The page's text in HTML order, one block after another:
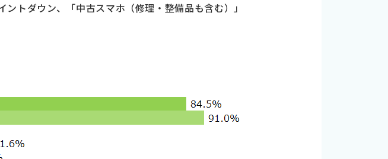
トダウン、「中古スマホ（修理・整備品も含む）」